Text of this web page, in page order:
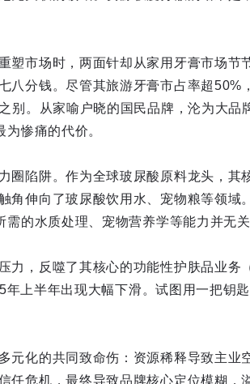
塑市场时，两面针却从家用牙膏市场节
八分钱。尽管其旅游牙膏市占率超50%
别。从家喻户晓的国民品牌，沦为大品
惨痛的代价。
圈陷阱。作为全球玻尿酸原料龙头，其
角伸向了玻尿酸饮用水、宠物粮等领域
的水质处理、宠物营养学等能力并无关
力，反噬了其核心的功能性护肤品业务
上半年出现大幅下滑。试图用一把钥
元化的共同致命伤：资源稀释导致主业
任危机，最终导致品牌核心定位模糊，